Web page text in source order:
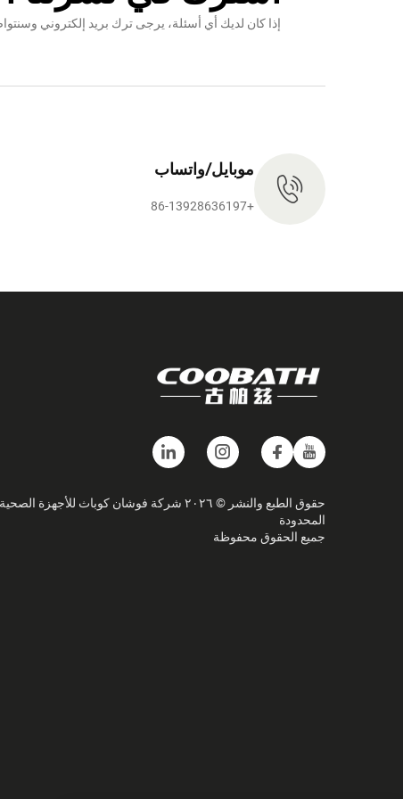
إذا كان لديك أي أسئلة، يرجى ترك بريد إلكتروني
موبايل/واتساب
+86-13928636197
حقوق الطبع والنشر © ٢٠٢٦ شركة فوشان كوباث للأجهزة الصحية
المحدودة
جميع الحقوق محفوظة